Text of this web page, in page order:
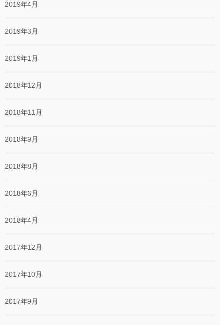
2019年4月
2019年3月
2019年1月
2018年12月
2018年11月
2018年9月
2018年8月
2018年6月
2018年4月
2017年12月
2017年10月
2017年9月